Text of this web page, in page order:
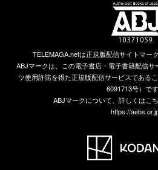
TELEMAGA.netは正規版配信サイトマー
ABJマークは、この電子書店・電子書籍配信
ツ使用許諾を得た正規版配信サービスである
6091713号）です
ABJマークについて、詳しくはこ
https://